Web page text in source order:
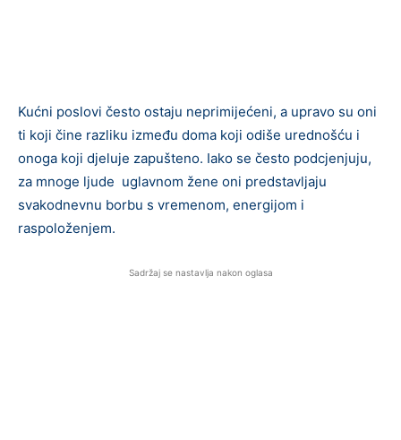
Kućni poslovi često ostaju neprimijećeni, a upravo su oni
ti koji čine razliku između doma koji odiše urednošću i
onoga koji djeluje zapušteno. Iako se često podcjenjuju,
za mnoge ljude uglavnom žene oni predstavljaju
svakodnevnu borbu s vremenom, energijom i
raspoloženjem.
Sadržaj se nastavlja nakon oglasa